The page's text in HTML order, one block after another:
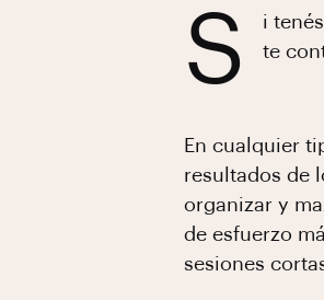
S
i
te
En cualquier
resultados de
organizar y
de esfuerzo
sesiones